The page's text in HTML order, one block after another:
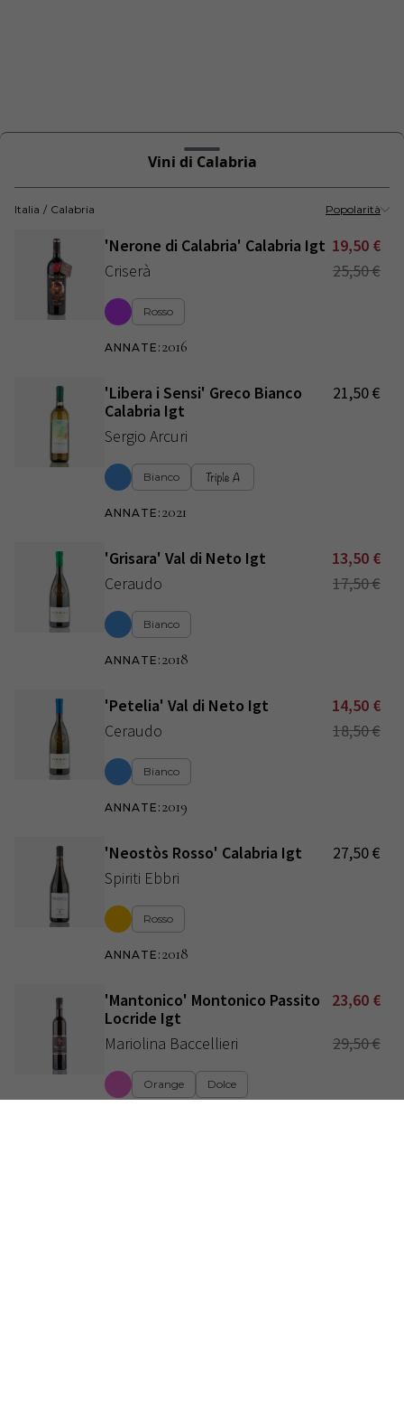
Vini di Calabria
Italia / Calabria Popolarità
'Nerone di Calabria' Calabria Igt 19,50 €
Criserà
25,50€
Rosso
ANNATE : 2016
'Libera i Sensi' Greco Bianco
Calabria Igt
21,50€
Sergio Arcuri
Bianco
ANNATE : 2021
'Grisara' Val di Neto Igt 13,50 €
Ceraudo
17,50€
Bianco
ANNATE : 2018
'Petelia' Val di Neto Igt 14,50 €
Ceraudo
18,50€
Bianco
ANNATE : 2019
'Neostòs Rosso' Calabria Igt 27,50€
Spiriti Ebbri
Rosso
ANNATE : 2018
'Mantonico' Montonico Passito
Locride Igt
23,60 €
Mariolina Baccellieri 29,50€
Orange Dolce